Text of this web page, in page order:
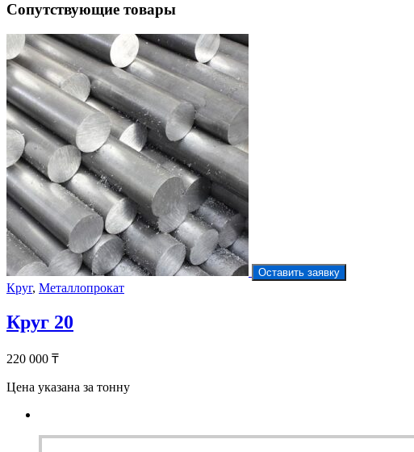
Cопутствующие товары
Оставить заявку
Круг, Металлопрокат
Круг 20
220 000 ₸
Цена указана за тонну